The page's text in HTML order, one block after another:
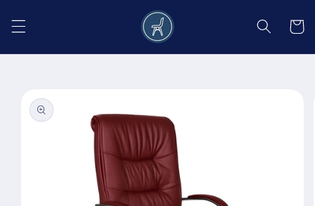
conținut
Coș
informațiile
despre
produs